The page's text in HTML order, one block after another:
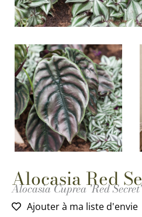
Alocasia Red
Alocasia Cuprea 'Red Secret'
Ajouter à ma liste d'envie